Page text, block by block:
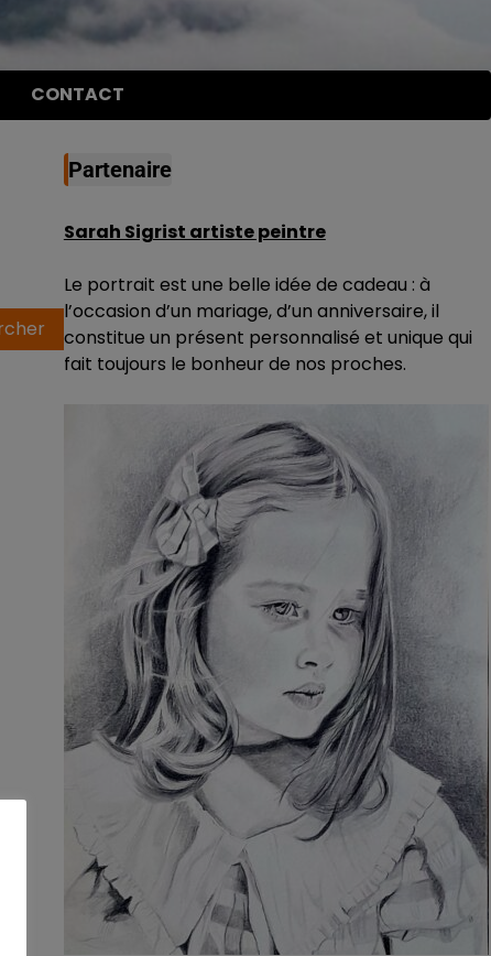
CONTACT
Partenaire
Sarah Sigrist artiste peintre
Le portrait est une belle idée de cadeau : à
l’occasion d’un mariage, d’un anniversaire, il
constitue un présent personnalisé et unique qui
fait toujours le bonheur de nos proches.